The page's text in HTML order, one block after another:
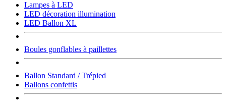
Lampes à LED
LED décoration illumination
LED Ballon XL
Boules gonflables à paillettes
Ballon Standard / Trépied
Ballons confettis